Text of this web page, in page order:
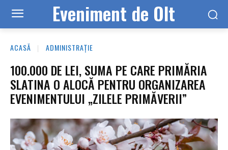
Eveniment de Olt
ACASĂ ADMINISTRAȚIE
100.000 DE LEI, SUMA PE CARE PRIMĂRIA
SLATINA O ALOCĂ PENTRU ORGANIZAREA
EVENIMENTULUI „ZILELE PRIMĂVERII”